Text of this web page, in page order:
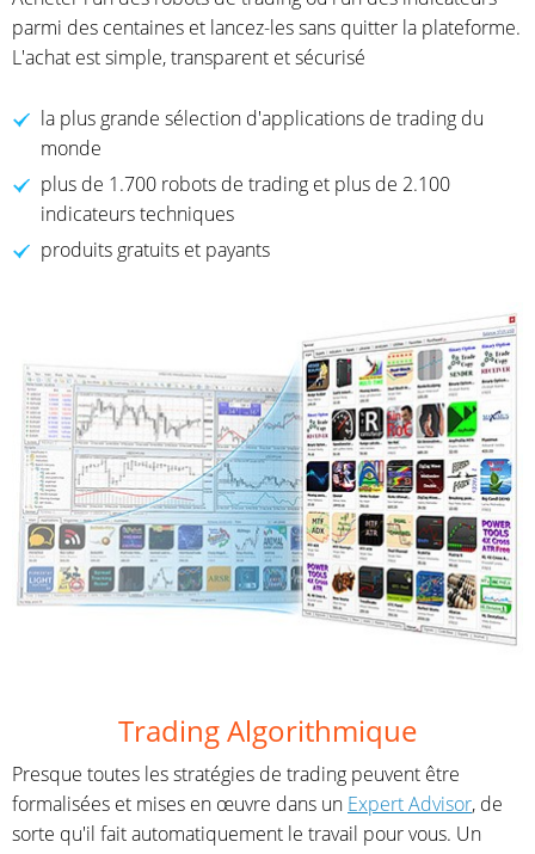
parmi des centaines et lancez-les sans quitter la plateforme.
L'achat est simple, transparent et sécurisé
la plus grande sélection d'applications de trading du
monde
plus de 1.700 robots de trading et plus de 2.100
indicateurs techniques
produits gratuits et payants
Trading Algorithmique
Presque toutes les stratégies de trading peuvent être
formalisées et mises en œuvre dans un Expert Advisor, de
sorte qu'il fait automatiquement le travail pour vous. Un